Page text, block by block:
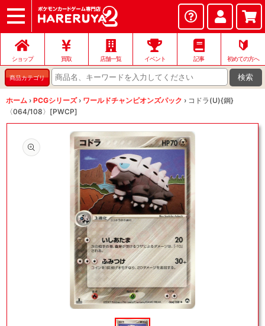
ショップ
店頭買取
ネット買取
店舗一覧
イベント
お問い合わせ
ショップ 買取 店舗一覧 イベント 記事
🔰
初めての方へ
商品カテゴリ 検索
ホーム › PCGシリーズ › ワールドチャンピオンズパック › コドラ(U){鋼}
〈064/108〉[PWCP]